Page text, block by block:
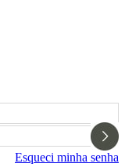
Esqueci minha senha